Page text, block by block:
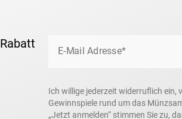
E-Mail Adresse*
Ich willige jederzeit widerruflich ein,
Gewinnspiele rund um das
„Jetzt anmelden“ stimmen Sie zu,